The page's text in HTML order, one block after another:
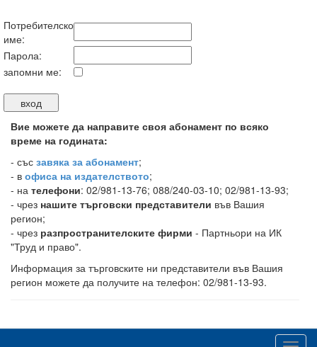
Потребителско
име:
Парола:
запомни ме:
Вие можете да направите своя абонамент по всяко
време на годината:
- със завяка за абонамент;
- в офиса на издателството;
- на телефони: 02/981-13-76; 088/240-03-10; 02/981-13-93;
- чрез нашите търговски представители във Вашия
регион;
- чрез разпространителските фирми - Партньори на ИК
"Труд и право".
Информация за търговските ни представители във Вашия
регион можете да получите на телефон: 02/981-13-93.